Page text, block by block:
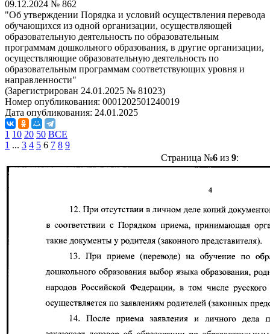
09.12.2024 № 862
"Об утверждении Порядка и условий осуществления перевода
обучающихся из одной организации, осуществляющей
образовательную деятельность по образовательным
программам дошкольного образования, в другие организации,
осуществляющие образовательную деятельность по
образовательным программам соответствующих уровня и
направленности"
(Зарегистрирован 24.01.2025 № 81023)
Номер опубликования: 0001202501240019
Дата опубликования: 24.01.2025
1 10 20 50 ВСЕ
1 ... 3 4 5 6 7 8 9
Страница №6из 9: